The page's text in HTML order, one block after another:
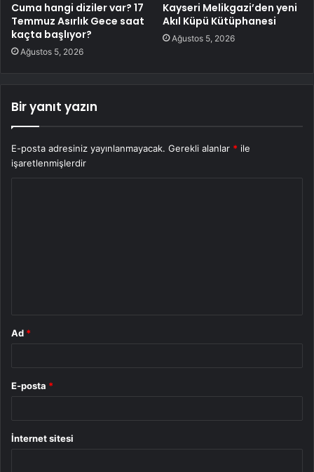
Cuma hangi diziler var? 17
Temmuz Asırlık Gece saat
kaçta başlıyor?
Ağustos 5, 2026
Kayseri Melikgazi’den yeni
Akıl Küpü Kütüphanesi
Ağustos 5, 2026
Bir yanıt yazın
E-posta adresiniz yayınlanmayacak. Gerekli alanlar * ile
işaretlenmişlerdir
Ad *
E-posta *
İnternet sitesi